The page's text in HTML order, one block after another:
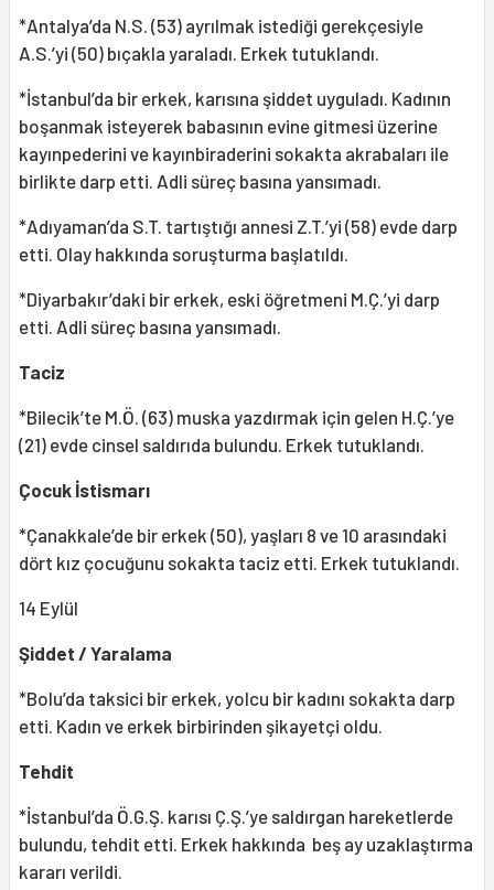
*Antalya’da N.S. (53) ayrılmak istediği gerekçesiyle
A.S.’yi (50) bıçakla yaraladı. Erkek tutuklandı.
*İstanbul’da bir erkek, karısına şiddet uyguladı. Kadının
boşanmak isteyerek babasının evine gitmesi üzerine
kayınpederini ve kayınbiraderini sokakta akrabaları ile
birlikte darp etti. Adli süreç basına yansımadı.
*Adıyaman’da S.T. tartıştığı annesi Z.T.’yi (58) evde darp
etti. Olay hakkında soruşturma başlatıldı.
*Diyarbakır’daki bir erkek, eski öğretmeni M.Ç.’yi darp
etti. Adli süreç basına yansımadı.
Taciz
*Bilecik’te M.Ö. (63) muska yazdırmak için gelen H.Ç.’ye
(21) evde cinsel saldırıda bulundu. Erkek tutuklandı.
Çocuk İstismarı
*Çanakkale’de bir erkek (50), yaşları 8 ve 10 arasındaki
dört kız çocuğunu sokakta taciz etti. Erkek tutuklandı.
14 Eylül
Şiddet / Yaralama
*Bolu’da taksici bir erkek, yolcu bir kadını sokakta darp
etti. Kadın ve erkek birbirinden şikayetçi oldu.
Tehdit
*İstanbul’da Ö.G.Ş. karısı Ç.Ş.’ye saldırgan hareketlerde
bulundu, tehdit etti. Erkek hakkında beş ay uzaklaştırma
kararı verildi.